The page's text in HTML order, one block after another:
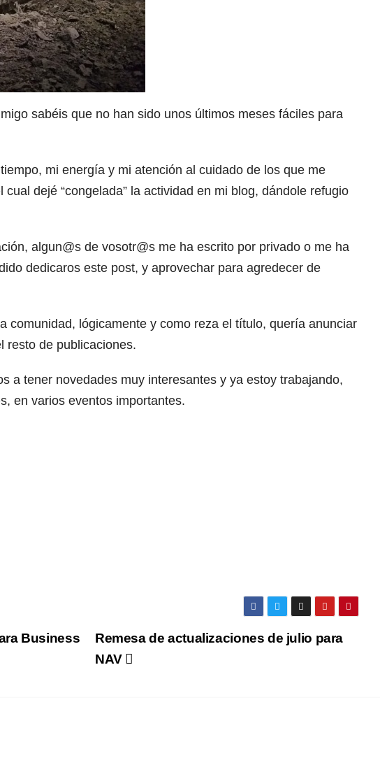
sabéis que no han sido unos últimos meses fáciles para
mi energía y mi atención al cuidado de los que me
dejé “congelada” la actividad en mi blog, dándole refugio
algun@s de vosotr@s me ha escrito por privado o me ha
dedicaros este post, y aprovechar para agredecer de
comunidad, lógicamente y como reza el título, quería anunciar
resto de publicaciones.
a tener novedades muy interesantes y ya estoy trabajando,
en varios eventos importantes.
Remesa de actualizaciones de julio para
NAV
Business